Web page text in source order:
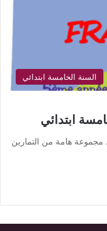
السنة الخامسة ابتدائي
ابتدائي
مجموعة هامة من التمارين